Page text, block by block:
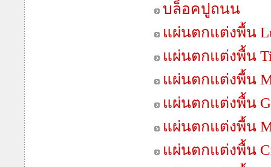
บล็อคปูถนน
แผ่นตกแต่งพื้น
แผ่นตกแต่งพื้น
แผ่นตกแต่งพื้น
แผ่นตกแต่งพื้น
แผ่นตกแต่งพื้น
แผ่นตกแต่งพื้น